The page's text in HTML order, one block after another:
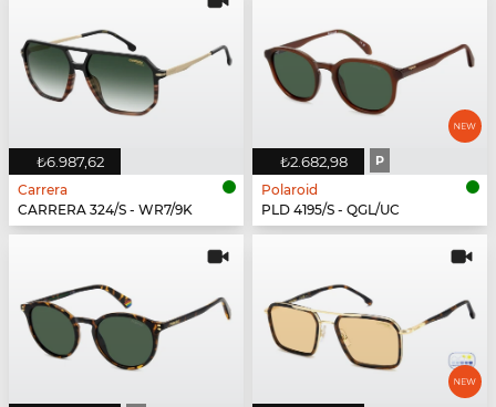
₺6.987,62
Carrera
CARRERA 324/S - WR7/9K
₺2.682,98 P
Polaroid
PLD 4195/S - QGL/UC